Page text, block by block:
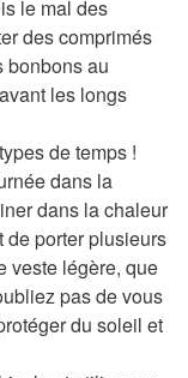
le mal des
des comprimés
bonbons au
les longs
de temps !
dans la
dans la chaleur
de porter plusieurs
veste légère, que
pas de vous
du soleil et